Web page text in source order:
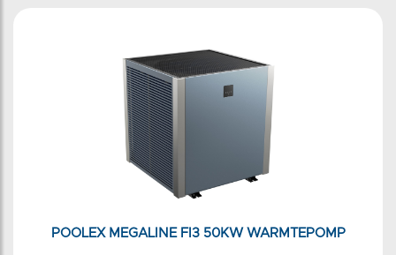
POOLEX MEGALINE FI3 50KW WARMTEPOMP